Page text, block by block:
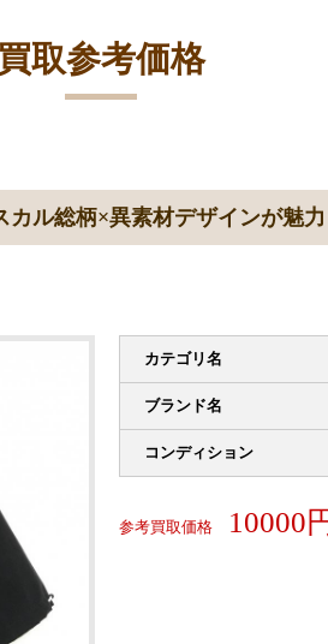
買取参考価格
ル総柄×異素材デザインが魅力
カテゴリ名
ブランド名
コンディション
参考買取価格 10000